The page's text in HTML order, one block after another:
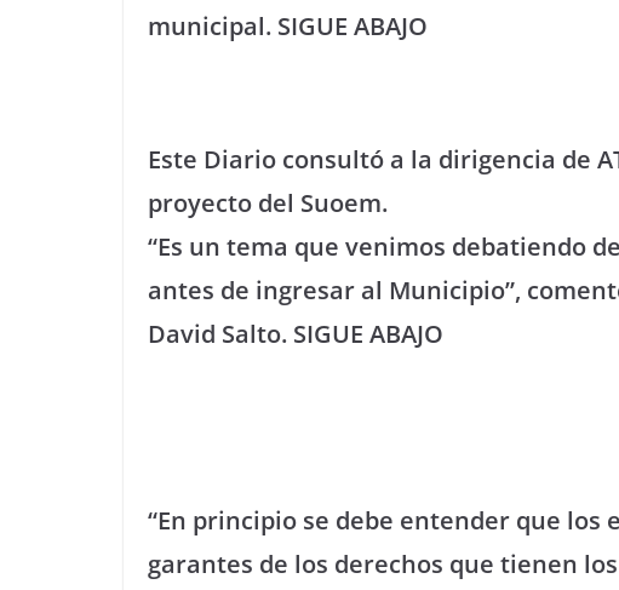
municipal. SIGUE ABAJO
Este Diario consultó a la dirigencia de
proyecto del Suoem.
“Es un tema que venimos debatiendo
antes de ingresar al Municipio”,
David Salto. SIGUE ABAJO
“En principio se debe entender que los
garantes de los derechos que tienen